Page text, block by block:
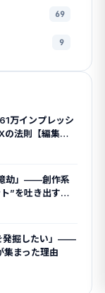
69
9
万インプレッシ
法則【編集部
億劫」——創作系
”を吐き出すハ
発掘したい」——
まった理由